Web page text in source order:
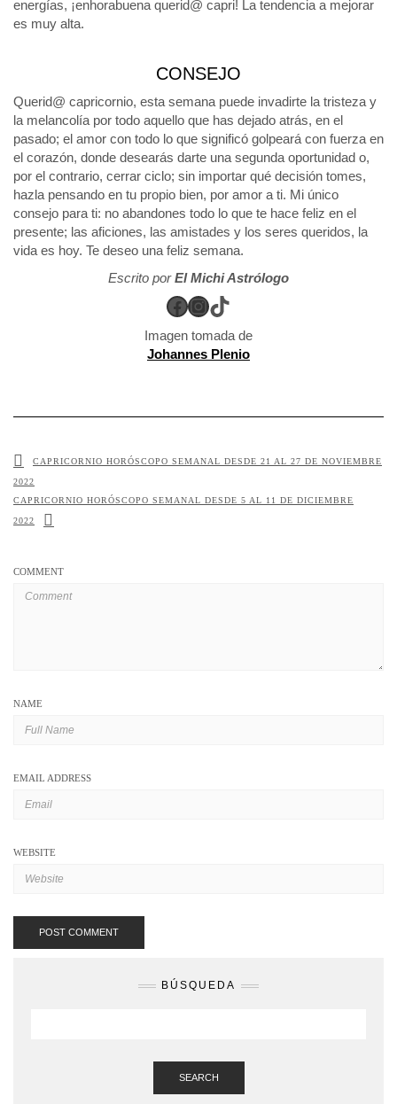
energías, ¡enhorabuena querid@ capri! La tendencia a mejorar
es muy alta.
CONSEJO
Querid@ capricornio, esta semana puede invadirte la tristeza y
la melancolía por todo aquello que has dejado atrás, en el
pasado; el amor con todo lo que significó golpeará con fuerza en
el corazón, donde desearás darte una segunda oportunidad o,
por el contrario, cerrar ciclo; sin importar qué decisión tomes,
hazla pensando en tu propio bien, por amor a ti. Mi único
consejo para ti: no abandones todo lo que te hace feliz en el
presente; las aficiones, las amistades y los seres queridos, la
vida es hoy. Te deseo una feliz semana.
Escrito porEl Michi Astrólogo
Facebook
Instagram
TikTok
Imagen tomada de
Johannes Plenio
CAPRICORNIO HORÓSCOPO SEMANAL DESDE 21 AL 27 DE NOVIEMBRE
2022
CAPRICORNIO HORÓSCOPO SEMANAL DESDE 5 AL 11 DE DICIEMBRE
2022
COMMENT
NAME
EMAIL ADDRESS
WEBSITE
BÚSQUEDA
SEARCH